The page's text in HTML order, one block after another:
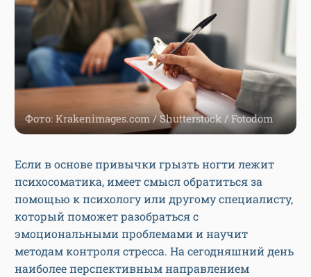
Фото: Krakenimages.com / Shutterstock / Fotodom
Если в основе привычки грызть ногти лежит
психосоматика, имеет смысл обратиться за
помощью к психологу или другому специалисту,
который поможет разобраться с
эмоциональными проблемами и научит
методам контроля стресса. На сегодняшний день
наиболее перспективным направлением